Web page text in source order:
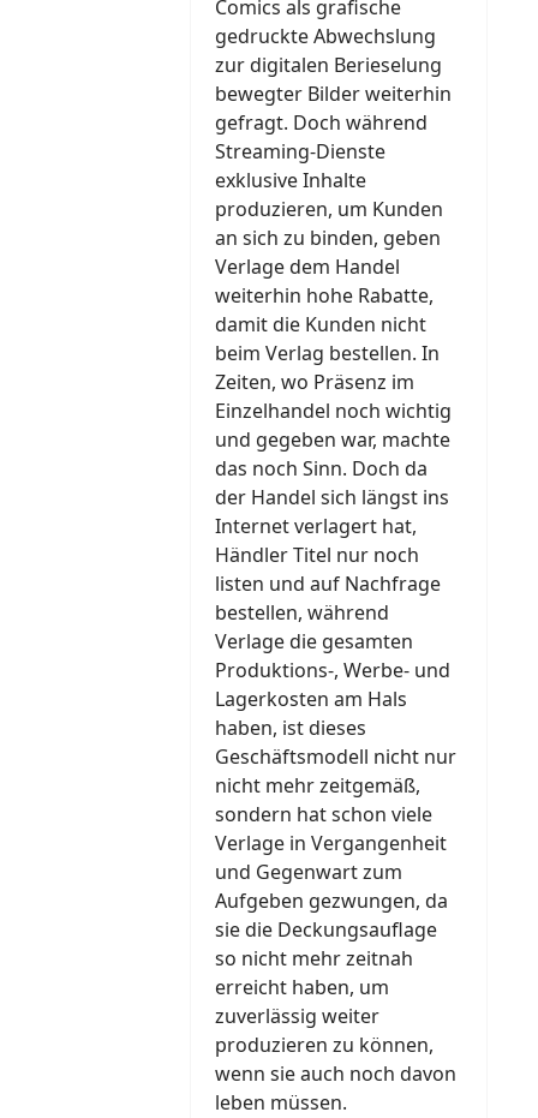
Comics als grafische
gedruckte Abwechslung
zur digitalen Berieselung
bewegter Bilder weiterhin
gefragt. Doch während
Streaming-Dienste
exklusive Inhalte
produzieren, um Kunden
an sich zu binden, geben
Verlage dem Handel
weiterhin hohe Rabatte,
damit die Kunden nicht
beim Verlag bestellen. In
Zeiten, wo Präsenz im
Einzelhandel noch wichtig
und gegeben war, machte
das noch Sinn. Doch da
der Handel sich längst ins
Internet verlagert hat,
Händler Titel nur noch
listen und auf Nachfrage
bestellen, während
Verlage die gesamten
Produktions-, Werbe- und
Lagerkosten am Hals
haben, ist dieses
Geschäftsmodell nicht nur
nicht mehr zeitgemäß,
sondern hat schon viele
Verlage in Vergangenheit
und Gegenwart zum
Aufgeben gezwungen, da
sie die Deckungsauflage
so nicht mehr zeitnah
erreicht haben, um
zuverlässig weiter
produzieren zu können,
wenn sie auch noch davon
leben müssen.